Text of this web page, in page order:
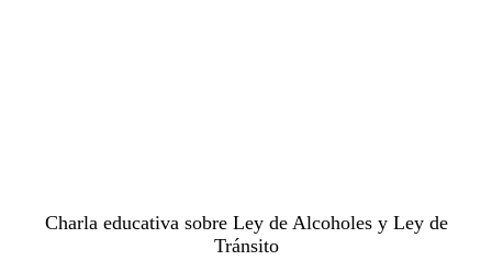
Charla educativa sobre Ley de Alcoholes y Ley de
Tránsito